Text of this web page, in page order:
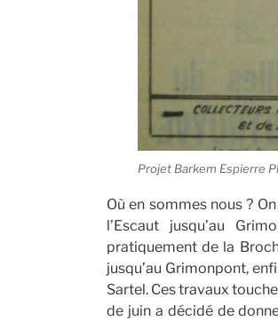
Projet Barkem Espierre
Où en sommes nous ?
l’Escaut jusqu’au
pratiquement de la
jusqu’au Grimonpont,
Sartel. Ces travaux
de juin a décidé de